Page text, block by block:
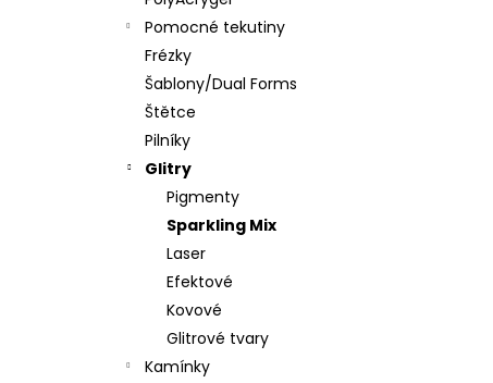
Pomocné tekutiny
Frézky
Šablony/Dual Forms
Štětce
Pilníky
Glitry
Pigmenty
Sparkling Mix
Laser
Efektové
Kovové
Glitrové tvary
Kamínky
PĚNOVÝ PILNÍK HALFMOON 120/180 1KS
39 Kč